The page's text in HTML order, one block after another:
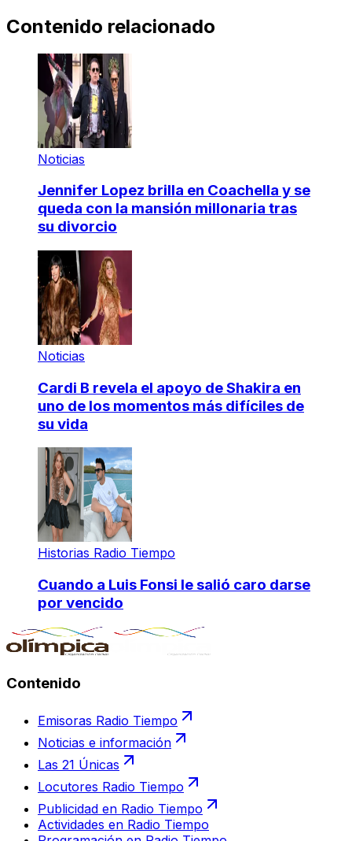
Contenido relacionado
Noticias
Jennifer Lopez brilla en Coachella y se
queda con la mansión millonaria tras
su divorcio
Noticias
Cardi B revela el apoyo de Shakira en
uno de los momentos más difíciles de
su vida
Historias Radio Tiempo
Cuando a Luis Fonsi le salió caro darse
por vencido
Contenido
Emisoras Radio Tiempo
Noticias e información
Las 21 Únicas
Locutores Radio Tiempo
Publicidad en Radio Tiempo
Actividades en Radio Tiempo